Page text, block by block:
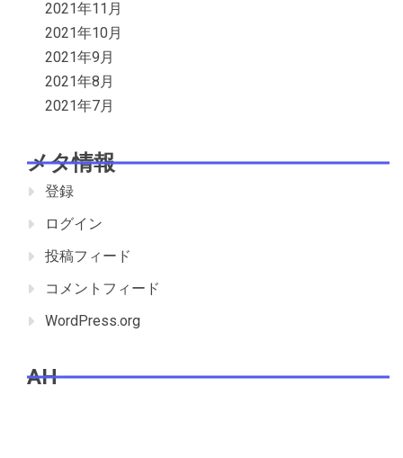
2021年11月
2021年10月
2021年9月
2021年8月
2021年7月
メタ情報
登録
ログイン
投稿フィード
コメントフィード
WordPress.org
AH